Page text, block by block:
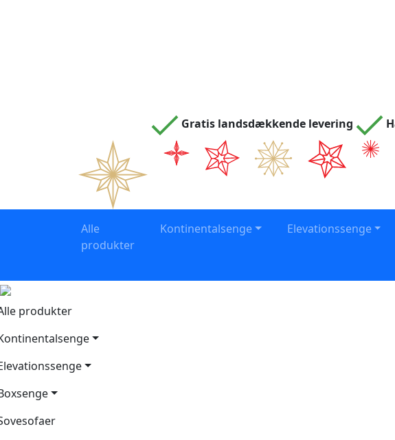
Gratis landsdækkende levering
Alle
produkter
Kontinentalsenge Elevationssenge
produkter